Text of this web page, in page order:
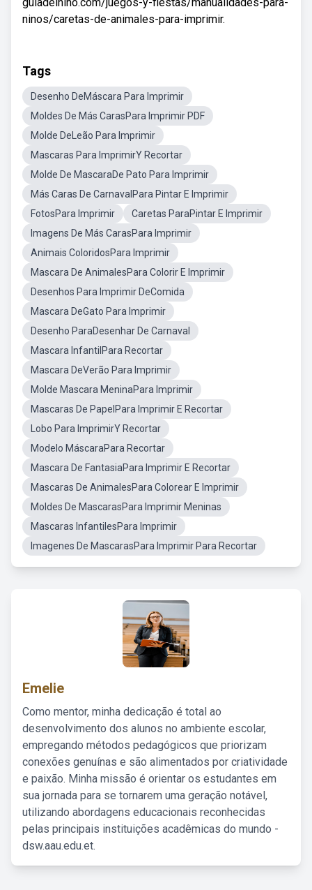
ninos/caretas-de-animales-para-imprimir.
Tags
Desenho DeMáscara Para Imprimir
Moldes De Más CarasPara Imprimir PDF
Molde DeLeão Para Imprimir
Mascaras Para ImprimirY Recortar
Molde De MascaraDe Pato Para Imprimir
Más Caras De CarnavalPara Pintar E Imprimir
FotosPara Imprimir
Caretas ParaPintar E Imprimir
Imagens De Más CarasPara Imprimir
Animais ColoridosPara Imprimir
Mascara De AnimalesPara Colorir E Imprimir
Desenhos Para Imprimir DeComida
Mascara DeGato Para Imprimir
Desenho ParaDesenhar De Carnaval
Mascara InfantilPara Recortar
Mascara DeVerão Para Imprimir
Molde Mascara MeninaPara Imprimir
Mascaras De PapelPara Imprimir E Recortar
Lobo Para ImprimirY Recortar
Modelo MáscaraPara Recortar
Mascara De FantasiaPara Imprimir E Recortar
Mascaras De AnimalesPara Colorear E Imprimir
Moldes De MascarasPara Imprimir Meninas
Mascaras InfantilesPara Imprimir
Imagenes De MascarasPara Imprimir Para Recortar
Emelie
Como mentor, minha dedicação é total ao
desenvolvimento dos alunos no ambiente escolar,
empregando métodos pedagógicos que priorizam
conexões genuínas e são alimentados por criatividade
e paixão. Minha missão é orientar os estudantes em
sua jornada para se tornarem uma geração notável,
utilizando abordagens educacionais reconhecidas
pelas principais instituições acadêmicas do mundo -
dsw.aau.edu.et.